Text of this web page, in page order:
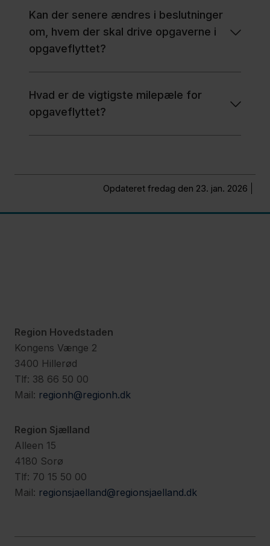
Kan der senere ændres i beslutninger
om, hvem der skal drive opgaverne i
opgaveflyttet?
Hvad er de vigtigste milepæle for
opgaveflyttet?
Opdateret fredag den 23. jan. 2026
Region Hovedstaden
Kongens Vænge 2
3400 Hillerød
Tlf: 38 66 50 00
Mail: regionh@regionh.dk
Region Sjælland
Alleen 15
4180 Sorø
Tlf: 70 15 50 00
Mail: regionsjaelland@regionsjaelland.dk